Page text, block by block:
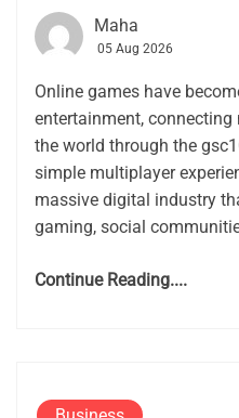
Maha
05 Aug 2026
Online games have
entertainment,
the world through the
simple multiplayer
massive digital industry
gaming, social
Continue Reading....